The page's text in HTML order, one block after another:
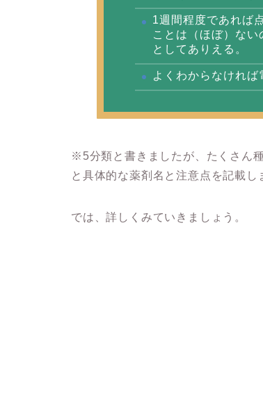
1週間程度であれば
ことは（ほぼ）な
としてありえる。
よくわからなければ
※5分類と書きましたが、たくさん
と具体的な薬剤名と注意点を記載し
では、詳しくみていきましょう。